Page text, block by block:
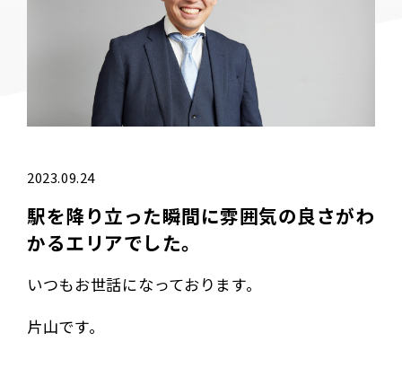
2023.09.24
駅を降り立った瞬間に雰囲気の良さがわ
かるエリアでした。
いつもお世話になっております。
片山です。